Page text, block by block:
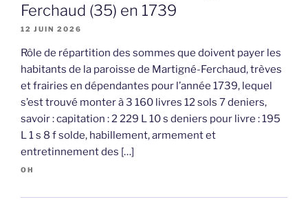
Ferchaud (35) en 1739
12 JUIN 2026
Rôle de répartition des sommes que doivent payer les
habitants de la paroisse de Martigné-Ferchaud, trèves
et frairies en dépendantes pour l’année 1739, lequel
s’est trouvé monter à 3 160 livres 12 sols 7 deniers,
savoir : capitation : 2 229 L 10 s deniers pour livre : 195
L 1 s 8 f solde, habillement, armement et
entretinnement des […]
OH